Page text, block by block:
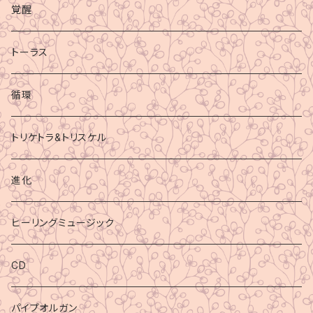
覚醒
トーラス
循環
トリケトラ&トリスケル
進化
ヒーリングミュージック
CD
パイプオルガン